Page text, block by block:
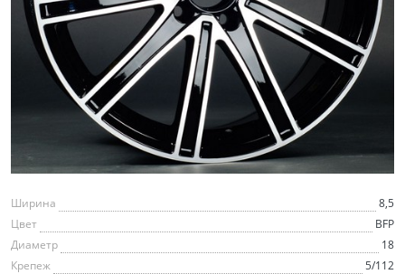
Ширина
8,5
Цвет
BFP
Диаметр
18
Крепеж
5/112